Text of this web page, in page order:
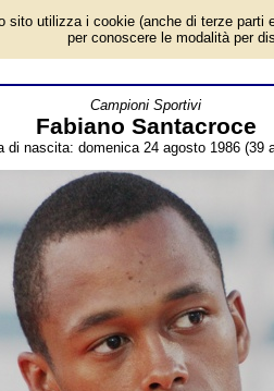
- età - Almanacco
qual è la data di nascita, età, dove è
sportivo. Breve biografia. Voce
Campioni Sportivi
Fabiano Santacroce
di nascita: domenica 24 agosto 1986 (39
sito utilizza i cookie (anche di terze parti
per conoscere le modalità per